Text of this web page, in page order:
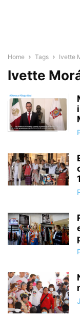
Home Tags Ivette
Ivette